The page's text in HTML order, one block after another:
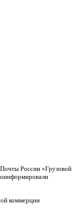
России «Грузовой
коммерции